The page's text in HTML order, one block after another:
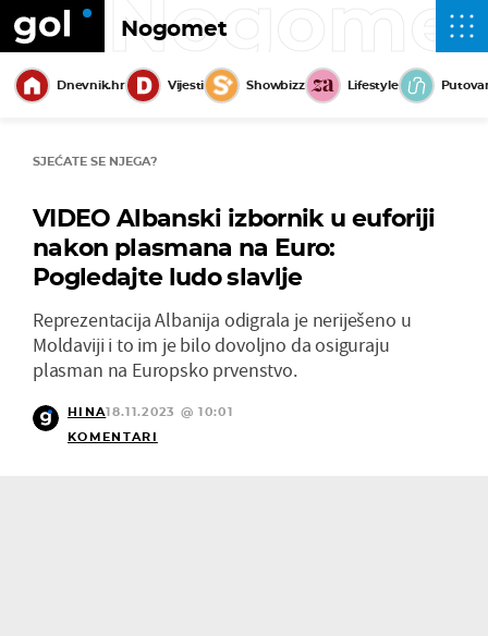
Nogomet
Dnevnik.hr Vijesti Showbizz Lifestyle
SJEĆATE SE NJEGA?
VIDEO Albanski izbornik u euforiji
nakon plasmana na Euro:
Pogledajte ludo slavlje
Reprezentacija Albanija odigrala je neriješeno u
Moldaviji i to im je bilo dovoljno da osiguraju
plasman na Europsko prvenstvo.
HINA18.11.2023 @ 10:01
KOMENTARI